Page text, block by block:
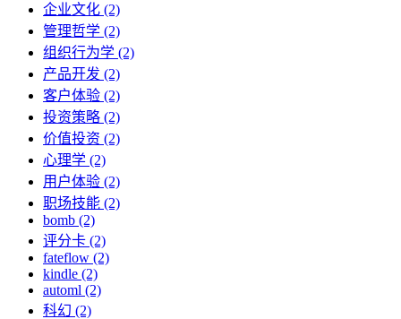
企业文化 (2)
管理哲学 (2)
组织行为学 (2)
产品开发 (2)
客户体验 (2)
投资策略 (2)
价值投资 (2)
心理学 (2)
用户体验 (2)
职场技能 (2)
bomb (2)
评分卡 (2)
fateflow (2)
kindle (2)
automl (2)
科幻 (2)